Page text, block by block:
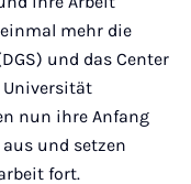
mehr die
und das Center
Universität
nun ihre Anfang
und setzen
fort.